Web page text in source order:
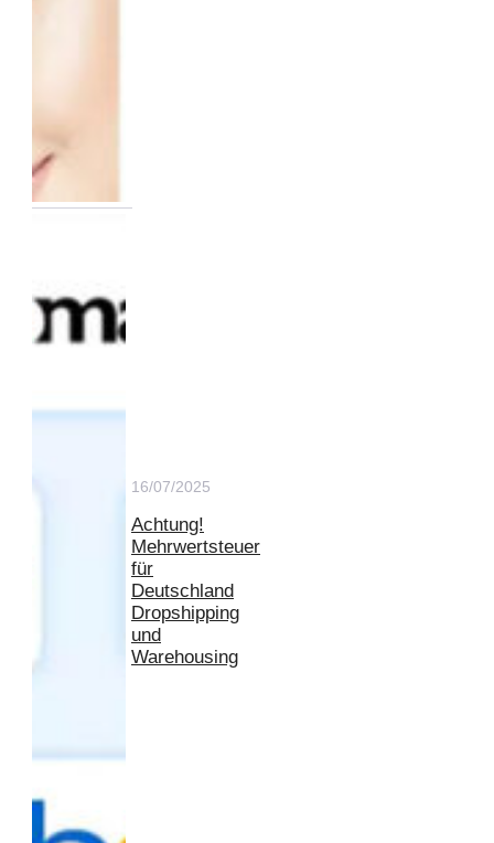
16/07/2025
Achtung!
Mehrwertsteuer
für
Deutschland
Dropshipping
und
Warehousing